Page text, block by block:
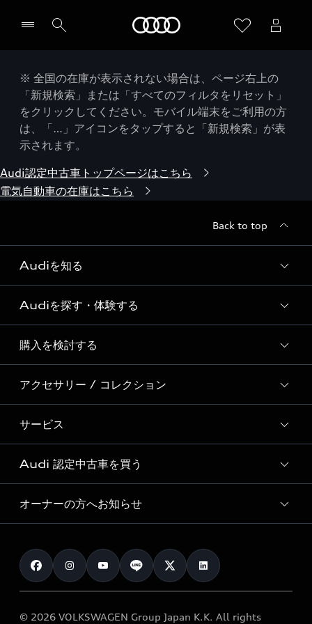
※ 全国の在庫が表示されない場合は、ページ右上の
「新規検索」または「すべてのフィルタをリセット」
をクリックしてください。モバイル端末をご利用の方
は、「…」アイコンをタップすると「新規検索」が表
示されます。
Audi認定中古車トップページはこちら
電気自動車の在庫はこちら
Back to top
Audiを知る
Audi ブランド
Story of Progress
Audi Sport
Formula 1®
デジタルサービス
Audiを探す・体験する
ディーラー検索
新車在庫検索
試乗車・展示車検索
見積り依頼
試乗予約
購入を検討する
モデル一覧
特別仕様モデル / 限定モデル
e-tronラインアップ
価格シミュレーション
車両比較
カタログ一覧
アクセサリー / コレクション
純正アクセサリー
オンラインショップ
Audi collection
アウディナビアプリ
サービス
サービス入庫予約
サービスプログラム
メンテナンス
車検 / 定期点検
e-tronアフターサポート
Audi 認定中古車を買う
Audi認定中古車
クオリティ
保証
メンテナンス
オーナーの方へお知らせ
お知らせ
オーナー様向けキャンペーン
© 2026 VOLKSWAGEN Group Japan K.K. All rights